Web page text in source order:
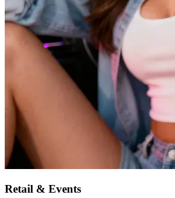
Retail & Events